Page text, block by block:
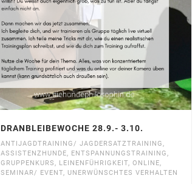
DRANBLEIBEWOCHE 28.9.- 3.10.
ANTIJAGDTRAINING/ JAGDERSATZTRAINING,
ASSISTENZHUNDE, ENTSPANNUNGSTRAINING,
GRUPPENKURS, LEINENFÜHRIGKEIT,ONLINE,
SEMINAR/ EVENT, UNERWÜNSCHTES VERHALTEN